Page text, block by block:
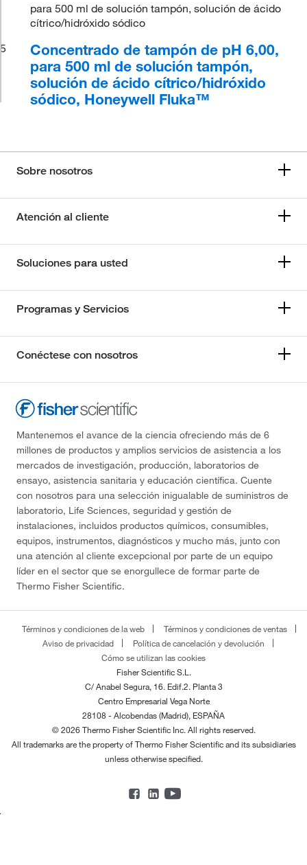
para 500 ml de solución tampón, solución de ácido
cítrico/hidróxido sódico
5
Concentrado de tampón de pH 6,00,
para 500 ml de solución tampón,
solución de ácido cítrico/hidróxido
sódico, Honeywell Fluka™
Sobre nosotros
Atención al cliente
Soluciones para usted
Programas y Servicios
Conéctese con nosotros
Mantenemos el avance de la ciencia ofreciendo más de 6
millones de productos y amplios servicios de asistencia a los
mercados de investigación, producción, laboratorios de
ensayo, asistencia sanitaria y educación científica. Cuente
con nosotros para una selección inigualable de suministros de
laboratorio, Life Sciences, seguridad y gestión de
instalaciones, incluidos productos químicos, consumibles,
equipos, instrumentos, diagnósticos y mucho más, junto con
una atención al cliente excepcional por parte de un equipo
líder en el sector que se enorgullece de formar parte de
Thermo Fisher Scientific.
Términos y condiciones de la web
Términos y condiciones de ventas
Aviso de privacidad
Política de cancelación y devolución
Cómo se utilizan las cookies
Fisher Scientific S.L.
C/ Anabel Segura, 16. Edif.2. Planta 3
Centro Empresarial Vega Norte
28108 - Alcobendas (Madrid), ESPAÑA
© 2026 Thermo Fisher Scientific Inc. All rights reserved.
All trademarks are the property of Thermo Fisher Scientific and its subsidiaries
unless otherwise specified.